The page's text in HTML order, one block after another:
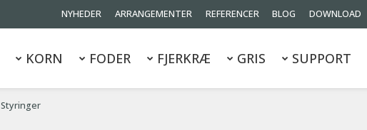
NYHEDER ARRANGEMENTER REFERENCER BLOG DOWNLOAD
KORN FODER FJERKRÆ GRIS SUPPORT
Styringer